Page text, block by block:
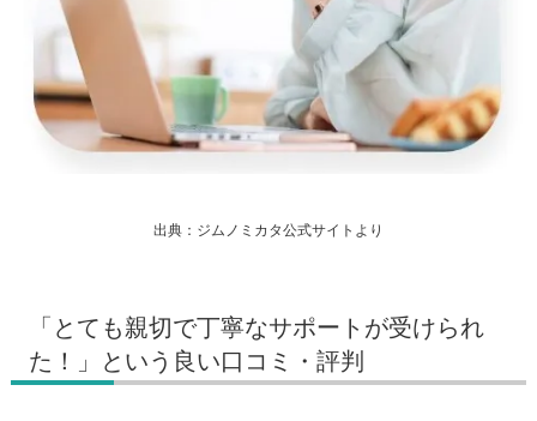
出典：ジムノミカタ公式サイトより
「とても親切で丁寧なサポートが受けられ
た！」という良い口コミ・評判